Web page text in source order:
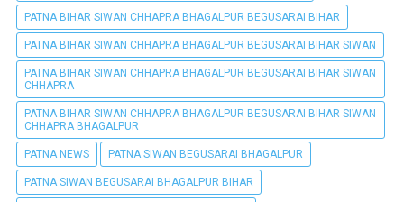
PATNA BIHAR SIWAN CHHAPRA BHAGALPUR BEGUSARAI BIHAR
PATNA BIHAR SIWAN CHHAPRA BHAGALPUR BEGUSARAI BIHAR SIWAN
PATNA BIHAR SIWAN CHHAPRA BHAGALPUR BEGUSARAI BIHAR SIWAN
CHHAPRA
PATNA BIHAR SIWAN CHHAPRA BHAGALPUR BEGUSARAI BIHAR SIWAN
CHHAPRA BHAGALPUR
PATNA NEWS PATNA SIWAN BEGUSARAI BHAGALPUR
PATNA SIWAN BEGUSARAI BHAGALPUR BIHAR